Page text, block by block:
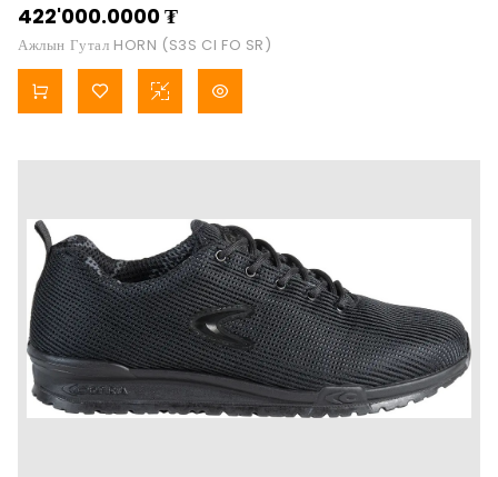
422'000.0000₮
Ажлын Гутал HORN (S3S CI FO SR)